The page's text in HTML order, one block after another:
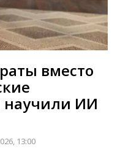
вместо
научили ИИ
13:00